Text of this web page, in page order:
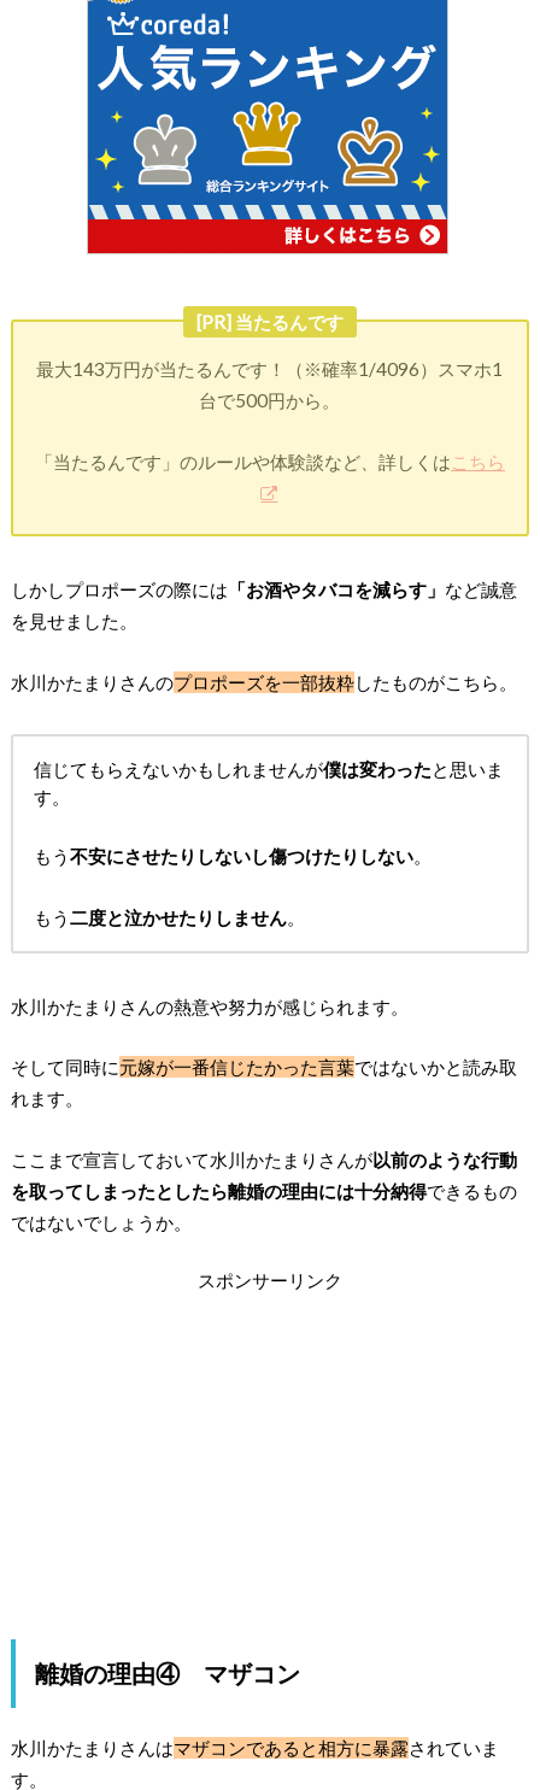
[PR] 当たるんです
最大143万円が当たるんです！（※確率1/4096）スマホ1
台で500円から。
「当たるんです」のルールや体験談など、詳しくは こちら
しかしプロポーズの際には 「お酒やタバコを減らす」 など誠意
を見せました。
水川かたまりさんのプロポーズを一部抜粋したものがこちら。
信じてもらえないかもしれませんが僕は変わった と思いま
す。
もう不安にさせたりしないし傷つけたりしない。
もう二度と泣かせたりしません。
水川かたまりさんの熱意や努力が感じられます。
そして同時に元嫁が一番信じたかった言葉ではないかと読み取
れます。
ここまで宣言しておいて水川かたまりさんが以前のような行動
を取ってしまったとしたら離婚の理由には十分納得できるもの
ではないでしょうか。
スポンサーリンク
離婚の理由④ マザコン
水川かたまりさんはマザコンであると相方に暴露されていま
す。